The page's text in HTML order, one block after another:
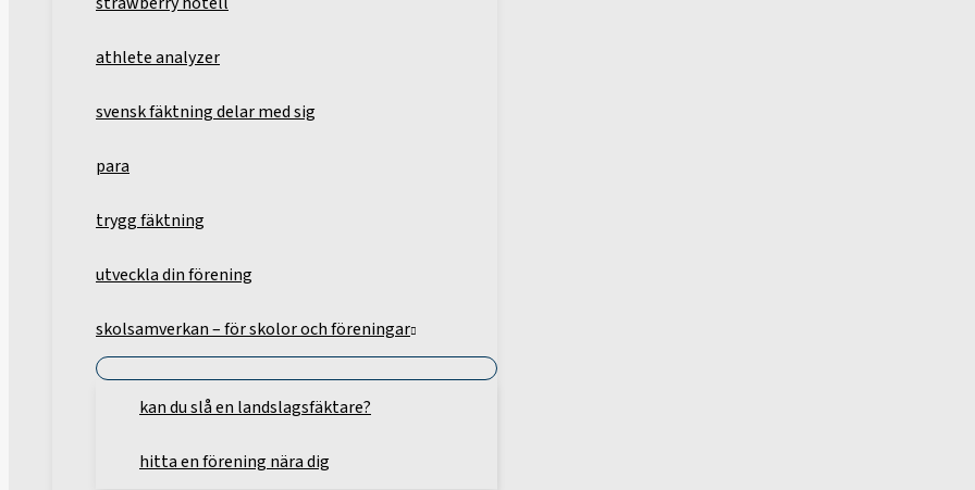
athlete analyzer
svensk fäktning delar med sig
para
trygg fäktning
utveckla din förening
skolsamverkan – för skolor och föreningar
kan du slå en landslagsfäktare?
hitta en förening nära dig